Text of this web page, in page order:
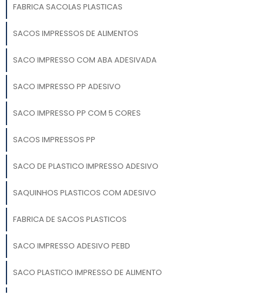
FABRICA SACOLAS PLASTICAS
SACOS IMPRESSOS DE ALIMENTOS
SACO IMPRESSO COM ABA ADESIVADA
SACO IMPRESSO PP ADESIVO
SACO IMPRESSO PP COM 5 CORES
SACOS IMPRESSOS PP
SACO DE PLASTICO IMPRESSO ADESIVO
SAQUINHOS PLASTICOS COM ADESIVO
FABRICA DE SACOS PLASTICOS
SACO IMPRESSO ADESIVO PEBD
SACO PLASTICO IMPRESSO DE ALIMENTO